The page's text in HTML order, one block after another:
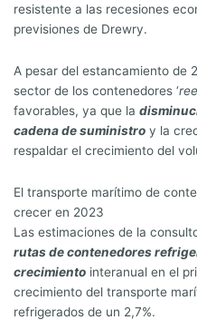
resistente a las recesiones
previsiones de Drewry.
A pesar del estancamiento de
sector de los contenedores ‘
favorables, ya que la
cadena de suministro y la
respaldar el crecimiento del
El transporte marítimo de
crecer en 2023
Las estimaciones de la
rutas de contenedores
crecimiento interanual en el
crecimiento del transporte
refrigerados de un 2,7%.